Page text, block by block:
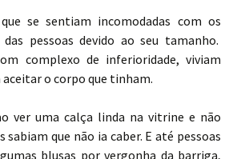
se sentiam incomodadas com os
pessoas devido ao seu tamanho.
complexo de inferioridade, viviam
aceitar o corpo que tinham.
ver uma calça linda na vitrine e não
sabiam que não ia caber. E até pessoas
blusas por vergonha da barriga,